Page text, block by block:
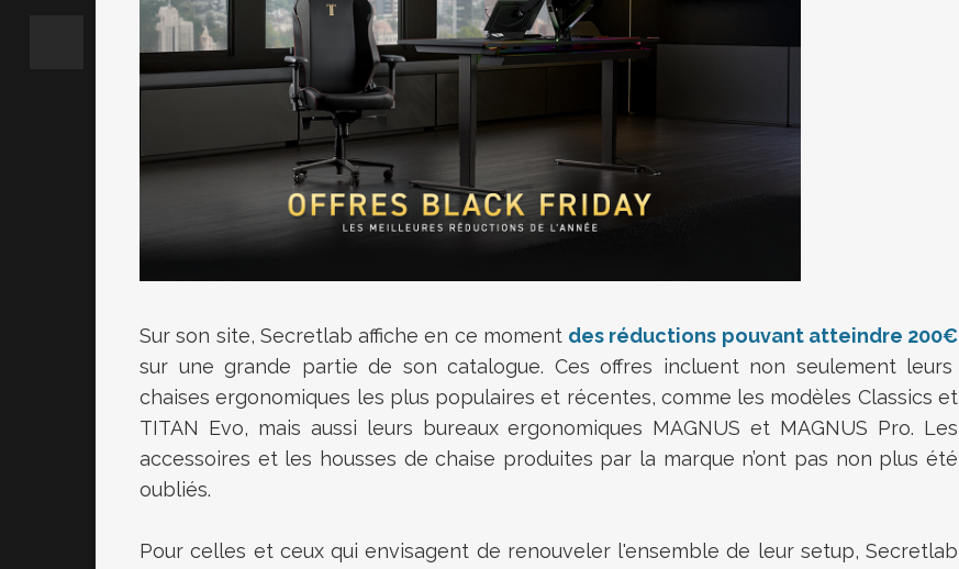
Sur son site, Secretlab affiche en ce moment des réductions pouvant atteindre 200€
sur une grande partie de son catalogue. Ces offres incluent non seulement leurs
chaises ergonomiques les plus populaires et récentes, comme les modèles Classics et
TITAN Evo, mais aussi leurs bureaux ergonomiques MAGNUS et MAGNUS Pro. Les
accessoires et les housses de chaise produites par la marque n’ont pas non plus été
oubliés.
Pour celles et ceux qui envisagent de renouveler l'ensemble de leur setup, Secretlab